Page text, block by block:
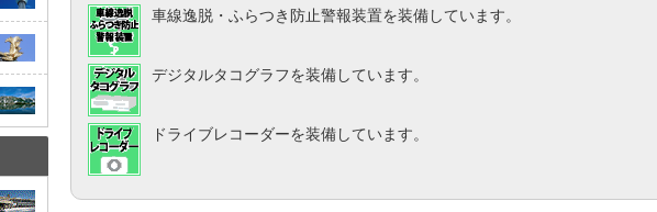
車線逸脱・ふらつき防止警報装置を装備しています。
デジタルタコグラフを装備しています。
ドライブレコーダーを装備しています。